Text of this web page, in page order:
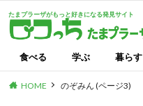
たまプラーザがもっと好きになる発見サイト
食べる 学ぶ 暮らす
HOME のぞみん (ページ3)